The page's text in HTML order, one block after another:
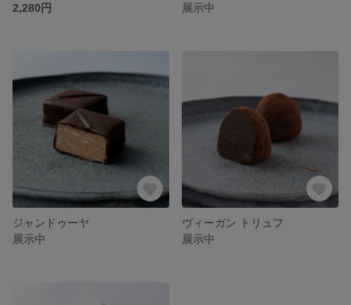
2,280円
展示中
ジャンドゥーヤ
展示中
ヴィーガン トリュフ
展示中